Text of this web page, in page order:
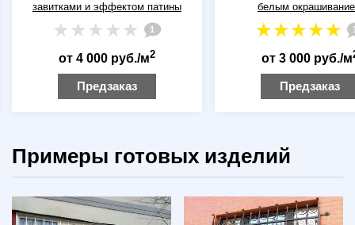
белым окрашиванием
1
от 3 000 руб./м2
Предзаказ
элементами
от 3 000 руб./м
Предзаказ
Примеры готовых изделий